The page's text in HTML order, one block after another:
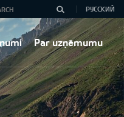
Par uzņēmumu
РУССКИЙ